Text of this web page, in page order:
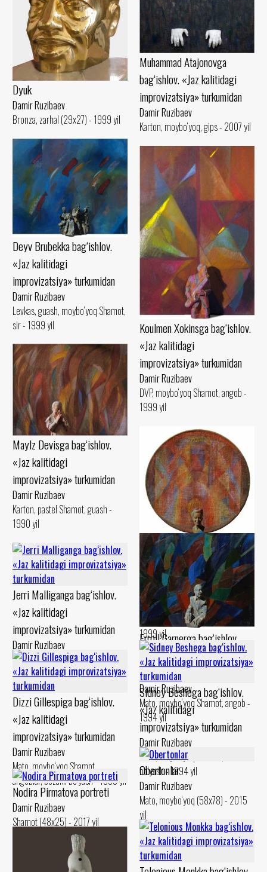
Muhammad Atajonovga
bag‘ishlov. «Jaz kalitidagi
improvizatsiya» turkumidan
Damir Ruzibaev
Karton, moybo‘yoq, gips - 2007 yil
Dyuk
Damir Ruzibaev
Bronza, zarhal (29x27) - 1999 yil
Deyv Brubekka bag‘ishlov.
«Jaz kalitidagi
improvizatsiya» turkumidan
Damir Ruzibaev
Levkas, guash, moybo‘yoq Shamot,
sir - 1999 yil
Koulmen Xokinsga bag‘ishlov.
«Jaz kalitidagi
improvizatsiya» turkumidan
Damir Ruzibaev
DVP, moybo‘yoq Shamot, angob -
1999 yil
Maylz Devisga bag‘ishlov.
«Jaz kalitidagi
improvizatsiya» turkumidan
Damir Ruzibaev
Karton, pastel Shamot, guash -
1990 yil
Billi Holidayga bag‘ishlov.
«Jaz kalitidagi
improvizatsiya» turkumidan
Damir Ruzibaev
Mato, moybo‘yoq Shamot, angob -
1999 yil
Erroll Garnerga bag‘ishlov.
«Jaz kalitidagi
improvizatsiya» turkumidan
Damir Ruzibaev
Mato, moybo‘yoq Shamot, angob -
1994 yil
Jerri Malliganga bag‘ishlov.
«Jaz kalitidagi
improvizatsiya» turkumidan
Damir Ruzibaev
Karton, levkas Shamot, angob -
1994 yil
Sidney Beshega bag‘ishlov.
«Jaz kalitidagi
improvizatsiya» turkumidan
Damir Ruzibaev
Mato, moybo‘yoq Shamot, bezakli
bo‘yash - 1994 yil
Dizzi Gillespiga bag‘ishlov.
«Jaz kalitidagi
improvizatsiya» turkumidan
Damir Ruzibaev
Mato, moybo‘yoq Shamot,
angoblar, bezakli bo‘yash - 1993 yil
Obertonlar
Damir Ruzibaev
Mato, moybo‘yoq (58x78) - 2015
yil
Nodira Pirmatova portreti
Damir Ruzibaev
Shamot (48x25) - 2017 yil